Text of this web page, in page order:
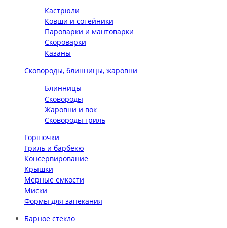
Кастрюли
Ковши и сотейники
Пароварки и мантоварки
Скороварки
Казаны
Сковороды, блинницы, жаровни
Блинницы
Сковороды
Жаровни и вок
Сковороды гриль
Горшочки
Гриль и барбекю
Консервирование
Крышки
Мерные емкости
Миски
Формы для запекания
Барное стекло